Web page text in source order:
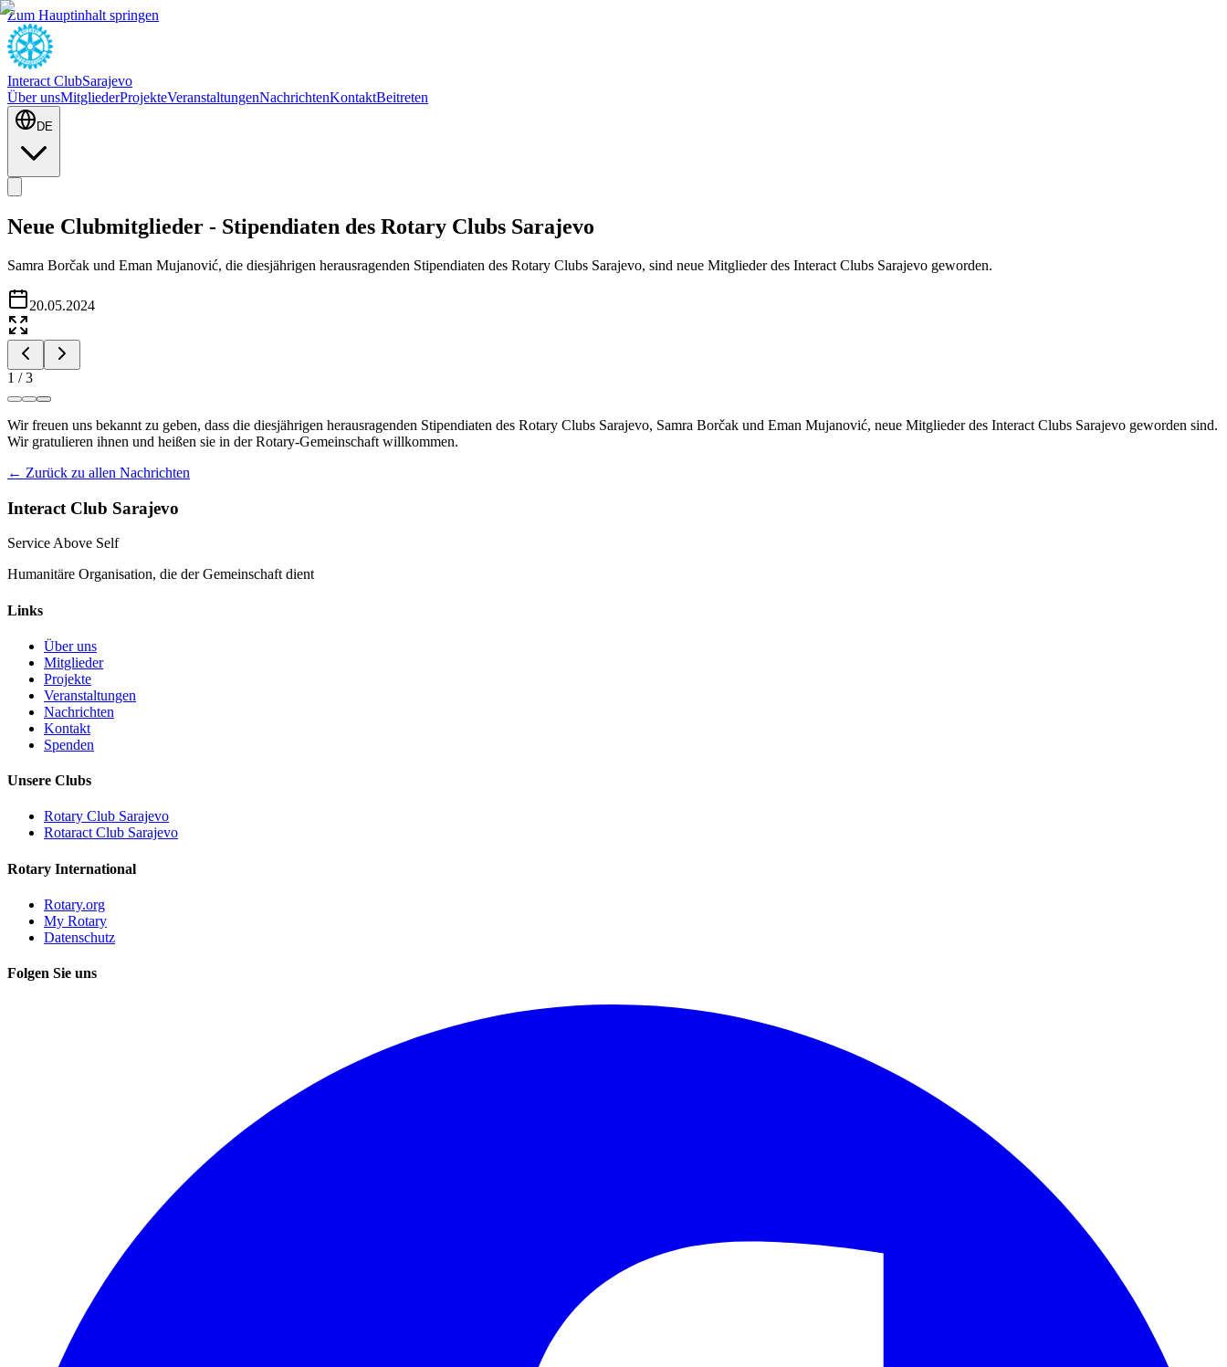
Zum Hauptinhalt springen
Interact ClubSarajevo
Über unsMitgliederProjekteVeranstaltungenNachrichtenKontaktBeitreten
DE
Neue Clubmitglieder - Stipendiaten des Rotary Clubs Sarajevo
Samra Borčak und Eman Mujanović, die diesjährigen herausragenden Stipendiaten des Rotary Clubs Sarajevo, sind neue Mitglieder des Interact Clubs Sarajevo geworden.
20.05.2024
1 /3
Wir freuen uns bekannt zu geben, dass die diesjährigen herausragenden Stipendiaten des Rotary Clubs Sarajevo, Samra Borčak und Eman Mujanović, neue Mitglieder des Interact Clubs Sarajevo geworden sind.
Wir gratulieren ihnen und heißen sie in der Rotary-Gemeinschaft willkommen.
← Zurück zu allen Nachrichten
Interact Club Sarajevo
Service Above Self
Humanitäre Organisation, die der Gemeinschaft dient
Links
Über uns
Mitglieder
Projekte
Veranstaltungen
Nachrichten
Kontakt
Spenden
Unsere Clubs
Rotary Club Sarajevo
Rotaract Club Sarajevo
Rotary International
Rotary.org
My Rotary
Datenschutz
Folgen Sie uns